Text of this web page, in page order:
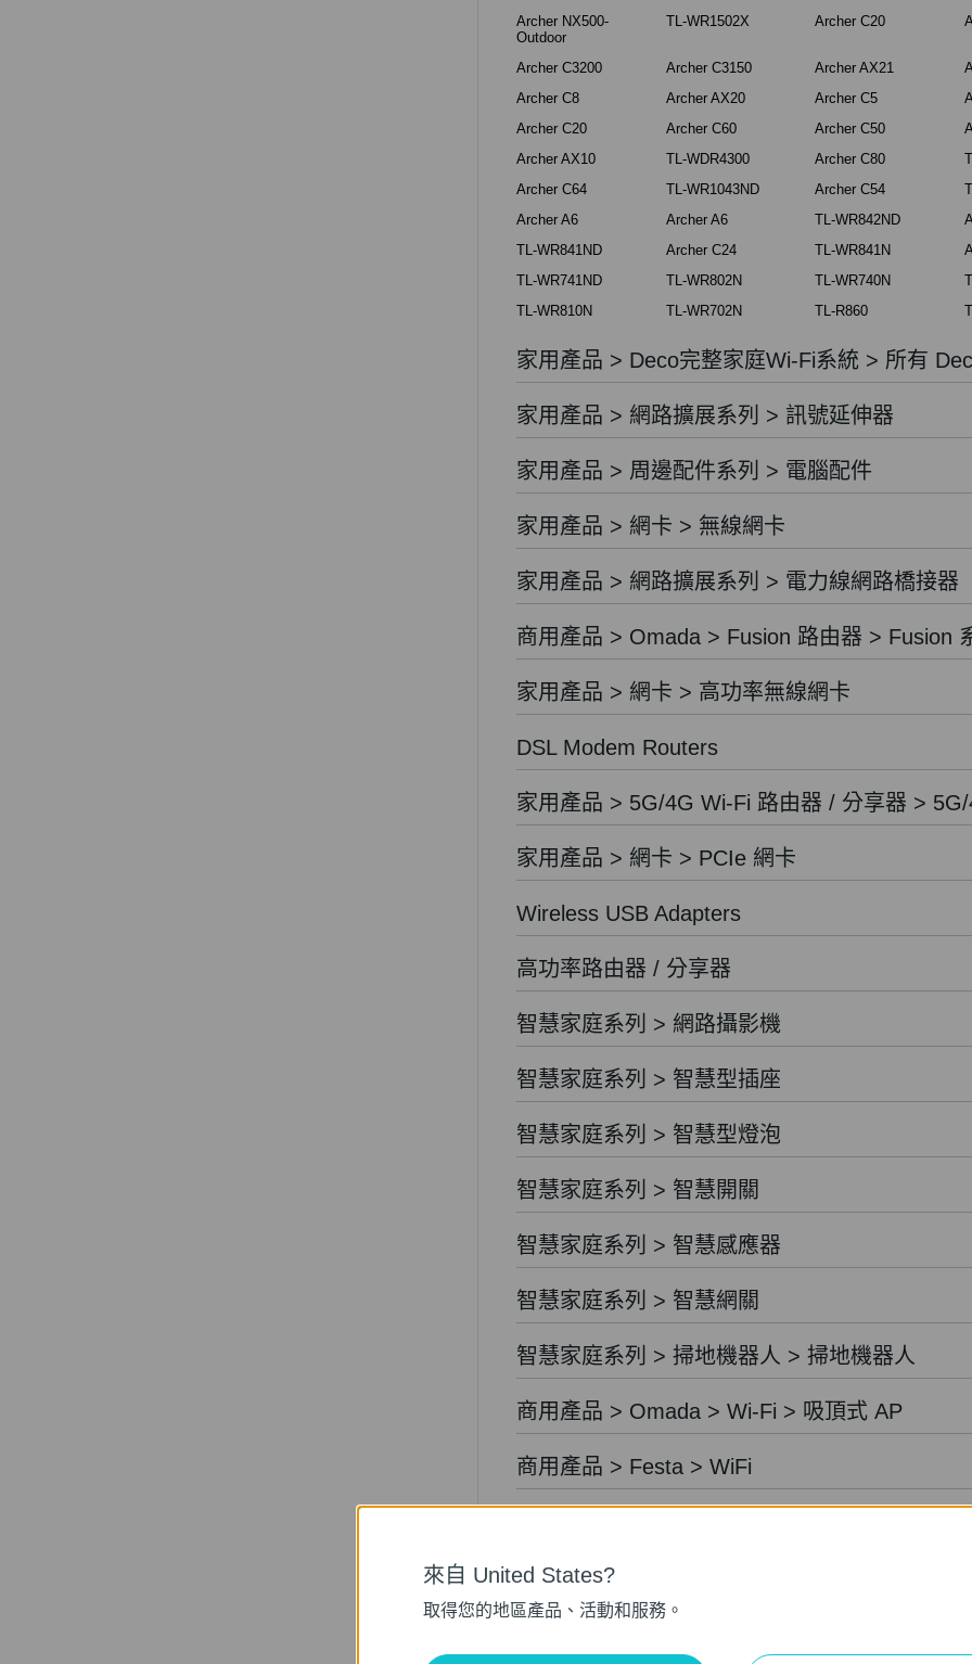
Archer NX500-
Outdoor
TL-WR1502X Archer C20
Archer C3200 Archer C3150 Archer AX21
Archer C8
Archer AX20 Archer C5
Archer C20
Archer C60 Archer C50
Archer AX10
TL-WDR4300 Archer C80
Archer C64
TL-WR1043ND Archer C54
Archer A6
Archer A6 TL-WR842ND
TL-WR841ND
Archer C24 TL-WR841N
TL-WR741ND
TL-WR802N TL-WR740N
TL-WR810N
TL-WR702N TL-R860
家用產品 > Deco完整家庭Wi-Fi系統 > 所有
家用產品 > 網路擴展系列 > 訊號延伸器
家用產品 > 周邊配件系列 > 電腦配件
家用產品 > 網卡 > 無線網卡
家用產品 > 網路擴展系列 > 電力線網路橋接器
商用產品 > Omada > Fusion 路由器 > Fusion
家用產品 > 網卡 > 高功率無線網卡
DSL Modem Routers
家用產品 > 5G/4G Wi-Fi 路由器 / 分享器 >
家用產品 > 網卡 > PCIe 網卡
Wireless USB Adapters
高功率路由器 / 分享器
智慧家庭系列 > 網路攝影機
智慧家庭系列 > 智慧型插座
智慧家庭系列 > 智慧型燈泡
智慧家庭系列 > 智慧開關
智慧家庭系列 > 智慧感應器
智慧家庭系列 > 智慧網關
智慧家庭系列 > 掃地機器人 > 掃地機器人
商用產品 > Omada > Wi-Fi > 吸頂式 AP
商用產品 > Festa > WiFi
商用產品 > Festa > 交換器
來自 United States?
取得您的地區產品、活動和服務。